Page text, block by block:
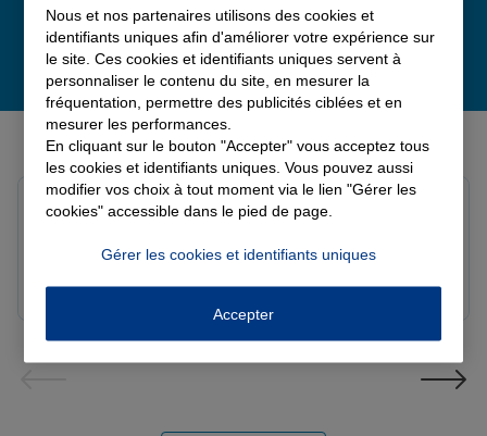
Derniers avis de nos agences Allianz
Merci à Madi pour son écoute et ces conseils précieux.
Réactif et efficace le service impeccable
Yayaya M.
Nous et nos partenaires utilisons des cookies et
identifiants uniques afin d'améliorer votre expérience sur
le site. Ces cookies et identifiants uniques servent à
personnaliser le contenu du site, en mesurer la
fréquentation, permettre des publicités ciblées et en
mesurer les performances.
En cliquant sur le bouton "Accepter" vous acceptez tous
les cookies et identifiants uniques. Vous pouvez aussi
modifier vos choix à tout moment via le lien "Gérer les
cookies" accessible dans le pied de page.
Gérer les cookies et identifiants uniques
Accepter